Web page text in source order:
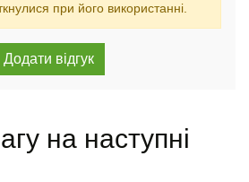
при його використанні.
на наступні